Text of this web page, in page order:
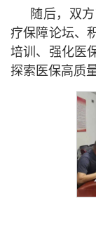
随后，双
疗保障论坛、
培训、强化医
探索医保高质